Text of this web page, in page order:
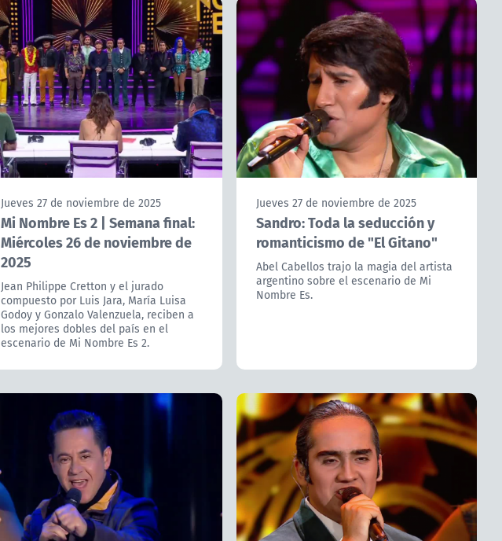
Jueves 27 de noviembre de 2025
Mi Nombre Es 2 | Semana final:
Miércoles 26 de noviembre de
2025
Jean Philippe Cretton y el jurado
compuesto por Luis Jara, María Luisa
Godoy y Gonzalo Valenzuela, reciben a
los mejores dobles del país en el
escenario de Mi Nombre Es 2.
Jueves 27 de noviembre de 2025
Sandro: Toda la seducción y
romanticismo de "El Gitano"
Abel Cabellos trajo la magia del artista
argentino sobre el escenario de Mi
Nombre Es.